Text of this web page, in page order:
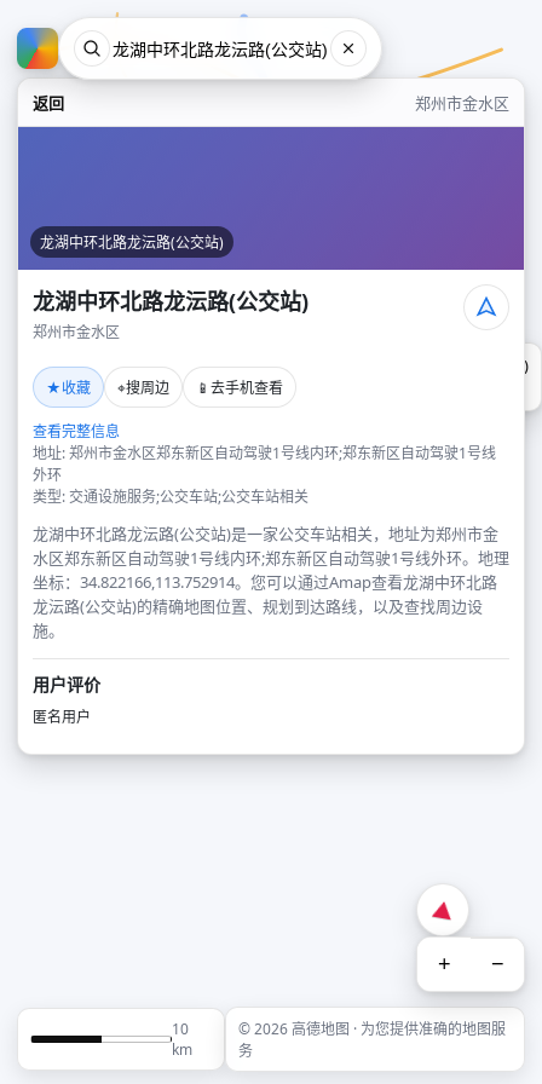
返回 郑州市金水区
龙湖中环北路龙沄路(公交站)
龙湖中环北路龙沄路(公交站)
郑州市金水区
★收藏 ⌖搜周边 📱 去手机查看
查看完整信息
地址: 郑州市金水区郑东新区自动驾驶1号线内环;郑东新区自动驾驶1号线
外环
类型: 交通设施服务;公交车站;公交车站相关
龙湖中环北路龙沄路(公交站)是一家公交车站相关，地址为郑州市金
水区郑东新区自动驾驶1号线内环;郑东新区自动驾驶1号线外环。地理
坐标：34.822166,113.752914。您可以通过Amap查看龙湖中环北路
龙沄路(公交站)的精确地图位置、规划到达路线，以及查找周边设
施。
用户评价
匿名用户
龙湖中环北路龙沄路(公交站)
+ −
10
km
© 2026 高德地图 · 为您提供准确的地图服
务